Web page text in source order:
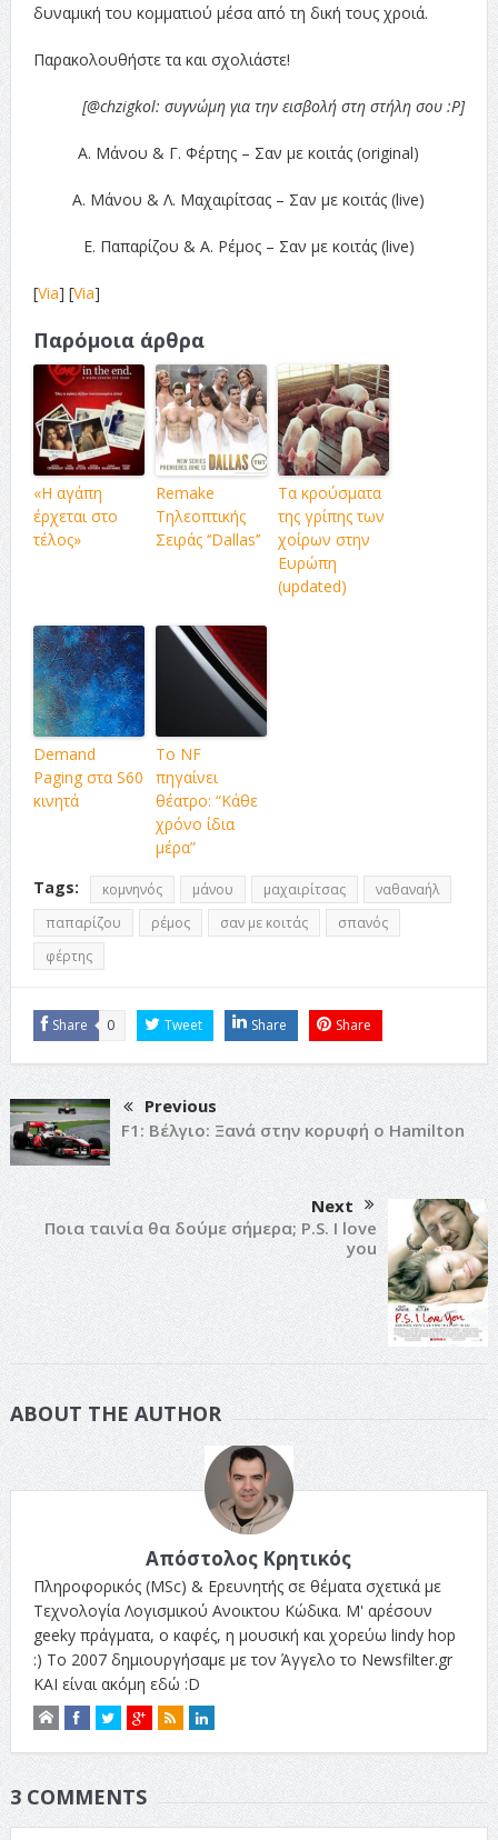
δυναμική του κομματιού μέσα από τη δική τους χροιά.
Παρακολουθήστε τα και σχολιάστε!
[@chzigkol: συγνώμη για την εισβολή στη στήλη σου :P]
Α. Μάνου & Γ. Φέρτης – Σαν με κοιτάς (original)
Α. Μάνου & Λ. Μαχαιρίτσας – Σαν με κοιτάς (live)
Ε. Παπαρίζου & Α. Ρέμος – Σαν με κοιτάς (live)
[Via] [Via]
Παρόμοια άρθρα
«Η αγάπη
έρχεται στο
τέλος»
Remake
Τηλεοπτικής
Σειράς ‘‘Dallas’’
Τα κρούσματα
της γρίπης των
χοίρων στην
Ευρώπη
(updated)
Demand
Paging στα S60
κινητά
Το NF
πηγαίνει
θέατρο: “Κάθε
χρόνο ίδια
μέρα”
Tags:
κομνηνός μάνου μαχαιρίτσας
ναθαναήλ
παπαρίζου
ρέμος σαν με κοιτάς
σπανός
φέρτης
Share 0 Tweet Share Share
Previous
F1: Βέλγιο: Ξανά στην κορυφή ο Hamilton
Next
Ποια ταινία θα δούμε σήμερα; P.S. I love
you
ABOUT THE AUTHOR
Απόστολος Κρητικός
Πληροφορικός (MSc) & Ερευνητής σε θέματα σχετικά με
Τεχνολογία Λογισμικού Ανοικτου Κώδικα. Μ' αρέσουν
geeky πράγματα, ο καφές, η μουσική και χορεύω lindy hop
:) Το 2007 δημιουργήσαμε με τον Άγγελο το Newsfilter.gr
ΚΑΙ είναι ακόμη εδώ :D
3 COMMENTS